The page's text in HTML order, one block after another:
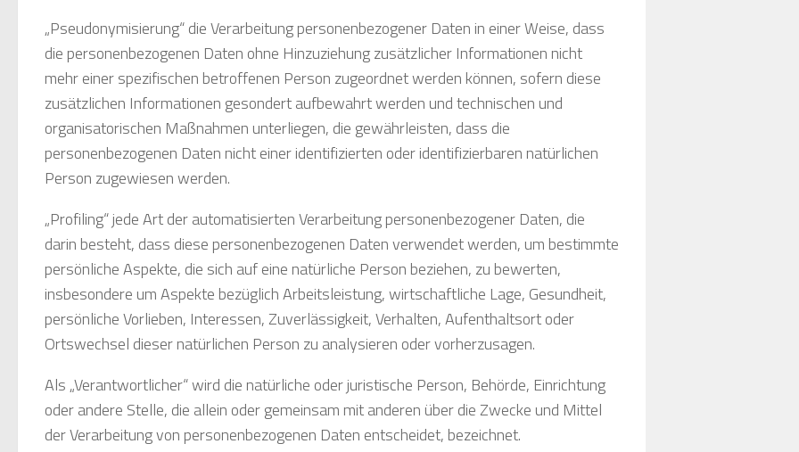
„Pseudonymisierung“ die Verarbeitung personenbezogener Daten in einer Weise, dass
die personenbezogenen Daten ohne Hinzuziehung zusätzlicher Informationen nicht
mehr einer spezifischen betroffenen Person zugeordnet werden können, sofern diese
zusätzlichen Informationen gesondert aufbewahrt werden und technischen und
organisatorischen Maßnahmen unterliegen, die gewährleisten, dass die
personenbezogenen Daten nicht einer identifizierten oder identifizierbaren natürlichen
Person zugewiesen werden.
„Profiling“ jede Art der automatisierten Verarbeitung personenbezogener Daten, die
darin besteht, dass diese personenbezogenen Daten verwendet werden, um bestimmte
persönliche Aspekte, die sich auf eine natürliche Person beziehen, zu bewerten,
insbesondere um Aspekte bezüglich Arbeitsleistung, wirtschaftliche Lage, Gesundheit,
persönliche Vorlieben, Interessen, Zuverlässigkeit, Verhalten, Aufenthaltsort oder
Ortswechsel dieser natürlichen Person zu analysieren oder vorherzusagen.
Als „Verantwortlicher“ wird die natürliche oder juristische Person, Behörde, Einrichtung
oder andere Stelle, die allein oder gemeinsam mit anderen über die Zwecke und Mittel
der Verarbeitung von personenbezogenen Daten entscheidet, bezeichnet.